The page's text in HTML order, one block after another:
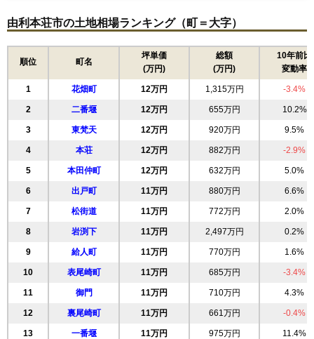
由利本荘市の土地相場ランキング（町＝大字）
順位 町名
坪単価
(万円)
総額
(万円)
10年前比
変動率
1 花畑町 12万円 1,315万円 -3.4%
2 二番堰 12万円 655万円 10.2%
3 東梵天 12万円 920万円 9.5%
4 本荘 12万円 882万円 -2.9%
5 本田仲町 12万円 632万円 5.0%
6 出戸町 11万円 880万円 6.6%
7 松街道 11万円 772万円 2.0%
8 岩渕下 11万円 2,497万円 0.2%
9 給人町 11万円 770万円 1.6%
10 表尾崎町 11万円 685万円 -3.4%
11 御門 11万円 710万円 4.3%
12 裏尾崎町 11万円 661万円 -0.4%
13 一番堰 11万円 975万円 11.4%